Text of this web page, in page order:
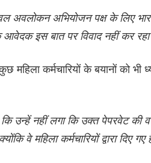
अवलोकन अभियोजन पक्ष के लिए
आवेदक इस बात पर विवाद नहीं कर
कर्मचारियों के बयानों को भी
उन्हें नहीं लगा कि उक्त पेपरवेट
वे महिला कर्मचारियों द्वारा